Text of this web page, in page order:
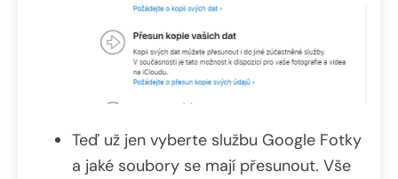
Teď už jen vyberte službu Google Fotky
a jaké soubory se mají přesunout. Vše